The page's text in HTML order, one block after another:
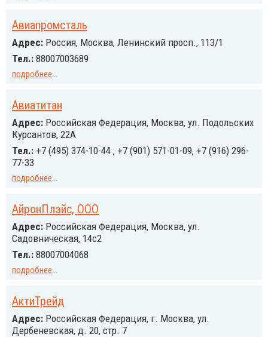
Авиапромсталь
Адрес: Россия, Москва, Ленинский просп., 113/1
Тел.: 88007003689
подробнее...
Авиатитан
Адрес: Российcкая Федерация, Москва, ул. Подольских
Курсантов, 22А
Тел.: +7 (495) 374-10-44 , +7 (901) 571-01-09, +7 (916) 296-
77-33
подробнее...
АйронПлэйс, ООО
Адрес: Российcкая Федерация, Москва, ул.
Садовническая, 14с2
Тел.: 88007004068
подробнее...
АктиТрейд
Адрес: Российcкая Федерация, г. Москва, ул.
Дербеневская, д. 20, стр. 7